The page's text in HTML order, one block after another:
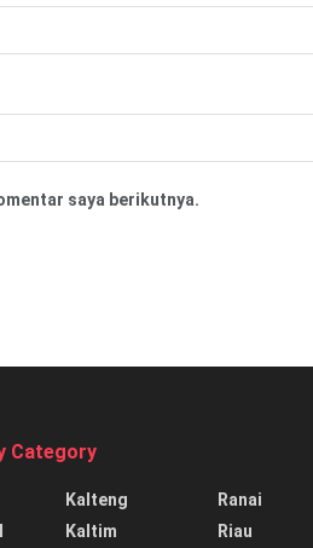
saya berikutnya.
Category
Kalteng
Kaltim
Ranai
Riau